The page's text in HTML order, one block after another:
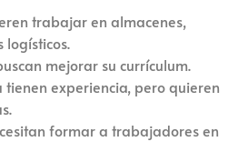
trabajar en almacenes,
logísticos.
mejorar su currículum.
experiencia, pero quieren
formar a trabajadores en